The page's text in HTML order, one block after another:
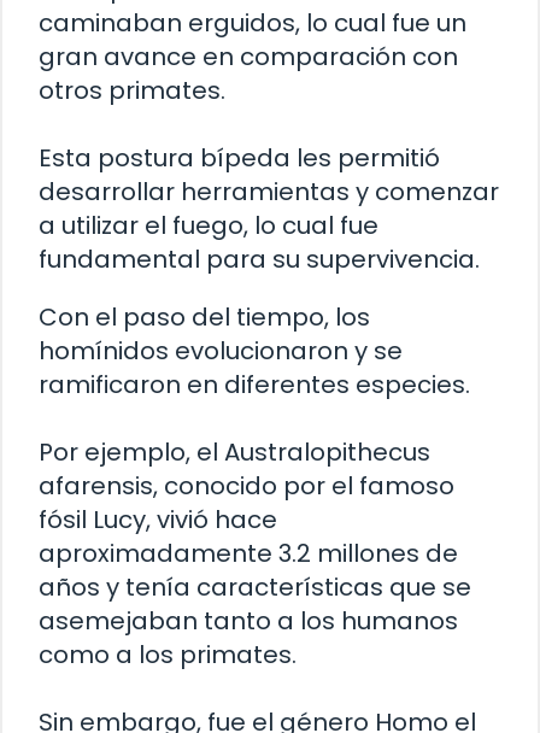
caminaban erguidos, lo cual fue un
gran avance en comparación con
otros primates.
Esta postura bípeda les permitió
desarrollar herramientas y comenzar
a utilizar el fuego, lo cual fue
fundamental para su supervivencia.
Con el paso del tiempo, los
homínidos evolucionaron y se
ramificaron en diferentes especies.
Por ejemplo, el Australopithecus
afarensis, conocido por el famoso
fósil Lucy, vivió hace
aproximadamente 3.2 millones de
años y tenía características que se
asemejaban tanto a los humanos
como a los primates.
Sin embargo, fue el género Homo el